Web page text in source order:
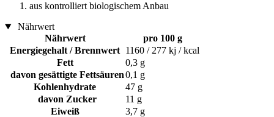
aus kontrolliert biologischem Anbau
Nährwert
Nährwert
pro 100 g
Energiegehalt / Brennwert 1160 / 277 kj / kcal
Fett
0,3 g
davon gesättigte Fettsäuren0,1 g
Kohlenhydrate
47 g
davon Zucker
11 g
Eiweiß
3,7 g